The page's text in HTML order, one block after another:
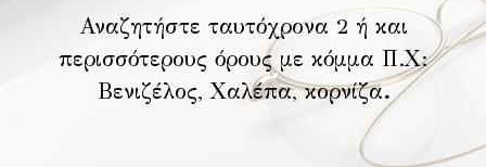
Αναζητήστε ταυτόχρονα 2 ή και
περισσότερους όρους με κόμμα Π.Χ:
Βενιζέλος, Χαλέπα, κορνίζα.